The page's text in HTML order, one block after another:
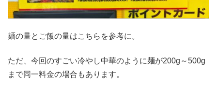
麺の量とご飯の量はこちらを参考に。
ただ、今回のすごい冷やし中華のように麺が200g～500g
まで同一料金の場合もあります。